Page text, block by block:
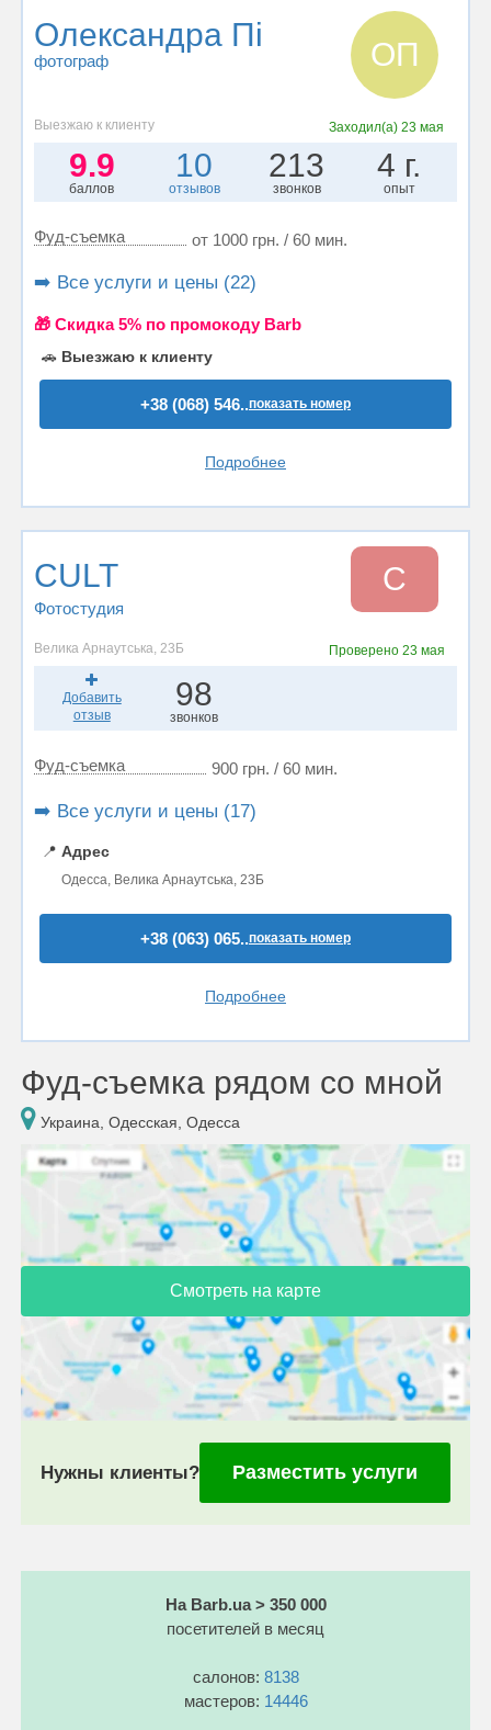
Олександра Пі
фотограф ОП
Выезжаю к клиенту Заходил(а)23 мая
9.9
баллов
10
отзывов
213
звонков
4 г.
опыт
Фуд-съемка от 1000 грн. / 60 мин.
➡️ Все услуги и цены (22)
🎁 Cкидка 5% по промокоду Barb
🚗 Выезжаю к клиенту
+38 (068) 546..показать номер
Подробнее
CULT
Фотостудия
C
Велика Арнаутська, 23Б Проверено 23 мая
Добавить
отзыв
98
звонков
Фуд-съемка 900 грн. / 60 мин.
➡️ Все услуги и цены (17)
📍 Адрес
Одесса, Велика Арнаутська, 23Б
+38 (063) 065..показать номер
Подробнее
Фуд-съемка рядом со мной
Украина, Одесская, Одесса
Смотреть на карте
Нужны клиенты? Разместить услуги
На Barb.ua > 350 000
посетителей в месяц
салонов: 8138
мастеров: 14446